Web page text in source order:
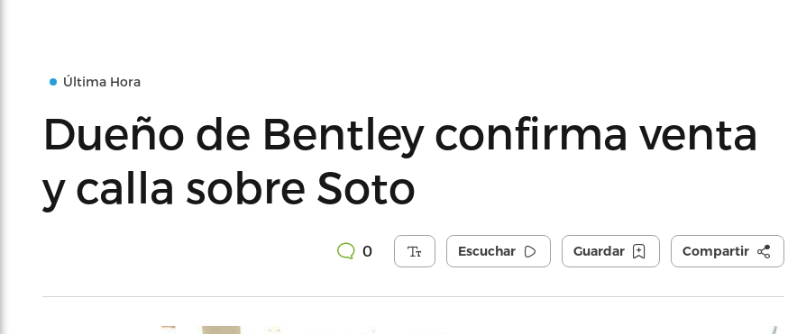
Última Hora
Dueño de Bentley confirma venta
y calla sobre Soto
0 Escuchar Guardar Compartir